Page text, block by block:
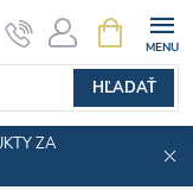
HĽADAŤ
KOŠÍK
ZA